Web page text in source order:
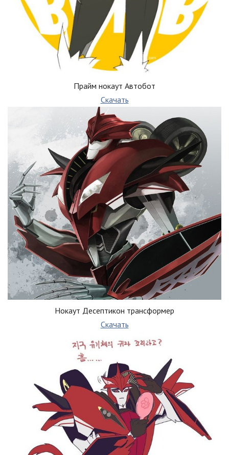
Прайм нокаут Автобот
Скачать
Нокаут Десептикон трансформер
Скачать